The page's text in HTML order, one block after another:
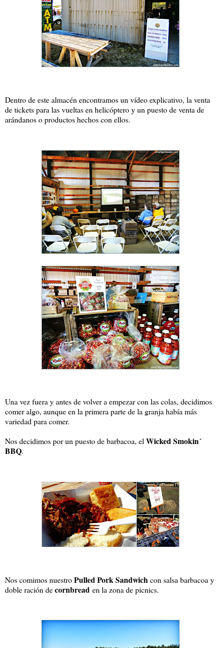
Dentro de este almacén encontramos un vídeo explicativo, la venta
de tickets para las vueltas en helicóptero y un puesto de venta de
arándanos o productos hechos con ellos.
Una vez fuera y antes de volver a empezar con las colas, decidimos
comer algo, aunque en la primera parte de la granja había más
variedad para comer.
Nos decidimos por un puesto de barbacoa, elWicked Smokin´
BBQ.
Nos comimos nuestroPulled Pork Sandwich con salsa barbacoa y
doble ración decornbread en la zona de picnics.